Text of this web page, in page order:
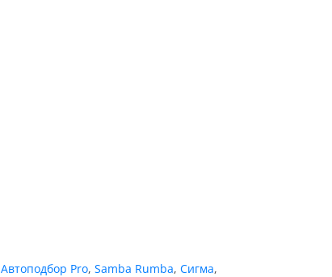
Автоподбор Pro, Samba Rumba, Сигма,